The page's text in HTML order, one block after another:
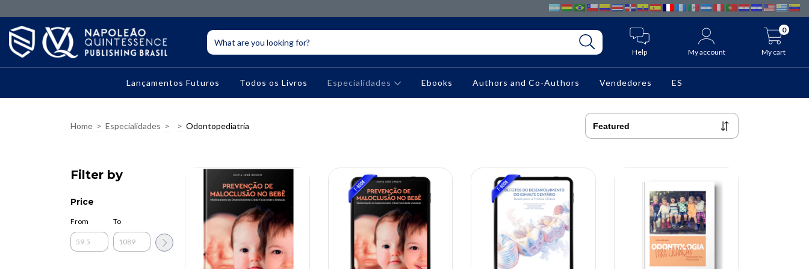
Help My account My cart
0
Lançamentos Futuros Todos os Livros Especialidades Ebooks Authors and Co-Authors Vendedores ES
Home > Especialidades > > Odontopediatria
Filter by
Price
From To